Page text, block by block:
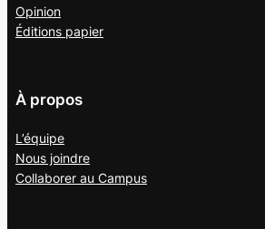
Opinion
Éditions papier
À propos
L’équipe
Nous joindre
Collaborer au Campus